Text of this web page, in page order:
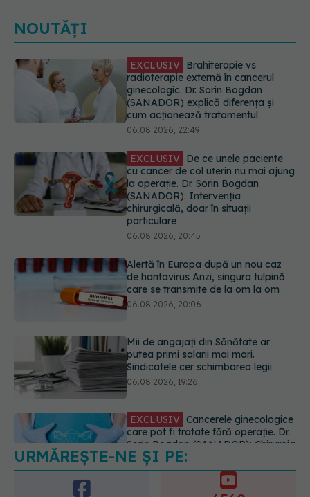
NOUTĂȚI
EXCLUSIV De ce unele paciente
cu cancer de col uterin nu mai ajung
la operație. Dr. Sorin Bogdan
(SANADOR): Intervenția
chirurgicală, doar în situații
06.08.2026, 20:45
Alertă în Europa după un nou caz
de hantavirus Anzi, singura tulpină
care se transmite de la om la om
06.08.2026, 20:06
Mii de angajați din Sănătate ar
putea primi salarii mai mari.
Sindicatele cer schimbarea legii
06.08.2026, 19:26
EXCLUSIV Cancerele ginecologice
care pot fi tratate fără operație. Dr.
Sorin Bogdan (SANADOR): Chirurgia
este indicată doar punctual, pentru
anumite categorii de paciente
EXCLUSIV Brahiterapie vs
radioterapie externă în cancerul
ginecologic. Dr. Sorin Bogdan
(SANADOR) explică diferența și
cum acționează tratamentul
URMĂREȘTE-NE ȘI PE:
URMĂRITORI 6560
ABONAȚI